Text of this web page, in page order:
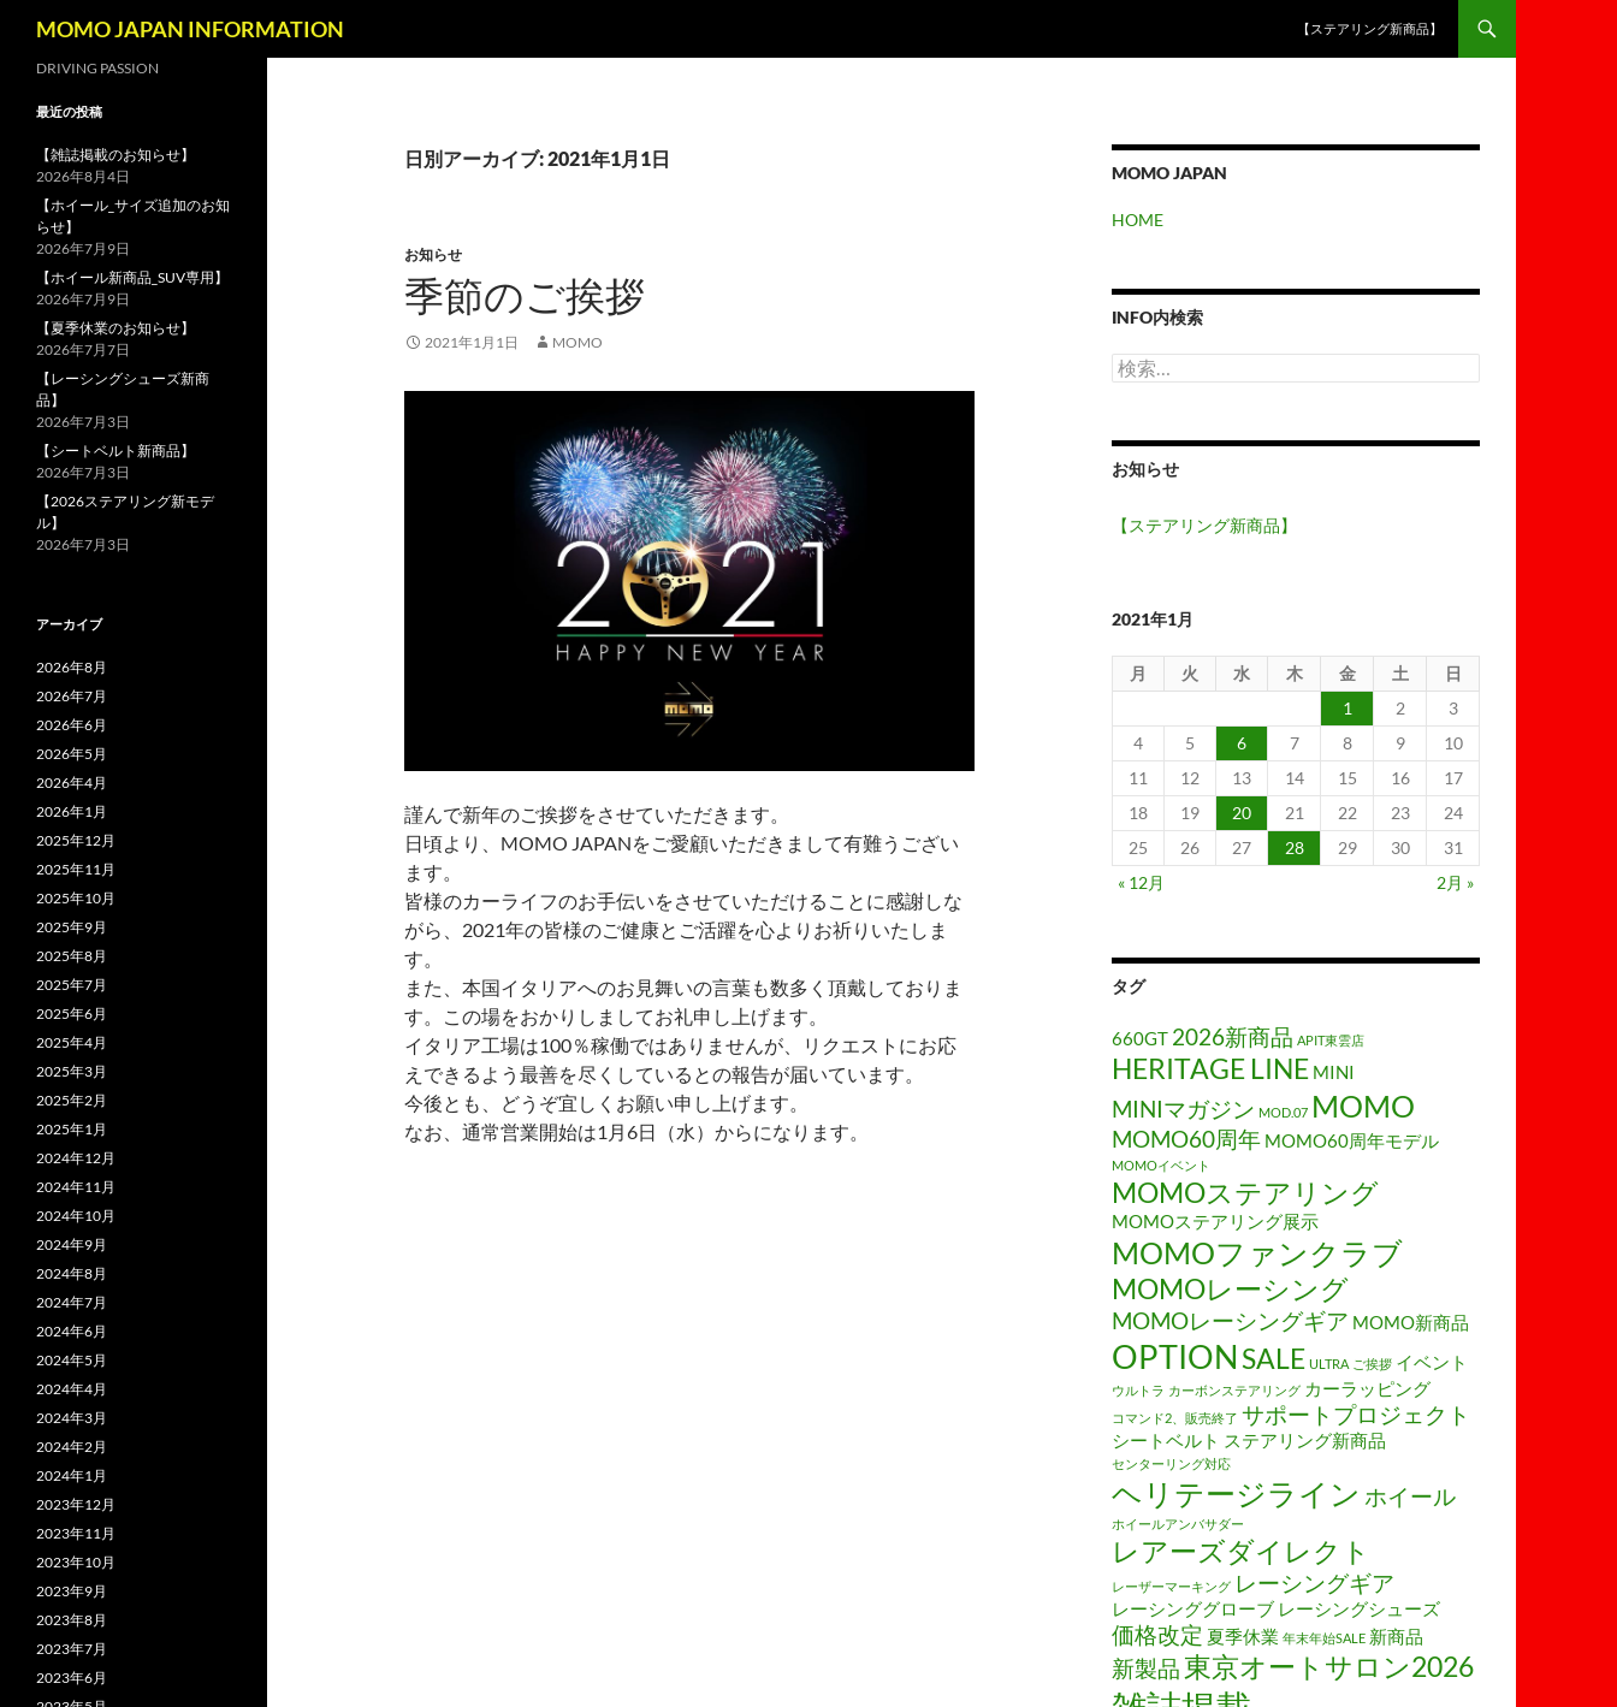
MOMO JAPAN INFORMATION 【ステアリング新商品】
日別アーカイブ: 2021年1月1日
お知らせ
季節のご挨拶
2021年1月1日 MOMO
謹んで新年のご挨拶をさせていただきます。
日頃より、MOMO JAPANをご愛顧いただきまして有難うござい
ます。
皆様のカーライフのお手伝いをさせていただけることに感謝しな
がら、2021年の皆様のご健康とご活躍を心よりお祈りいたしま
す。
また、本国イタリアへのお見舞いの言葉も数多く頂戴しておりま
す。この場をおかりしましてお礼申し上げます。
イタリア工場は100％稼働ではありませんが、リクエストにお応
えできるよう最善を尽くしているとの報告が届いています。
今後とも、どうぞ宜しくお願い申し上げます。
なお、通常営業開始は1月6日（水）からになります。
MOMO JAPAN
HOME
INFO内検索
検
索:
お知らせ
【ステアリング新商品】
2021年1月
月 火 水 木 金 土
日
1
2
3
4
5 6 7 8 9
10
11
12 13 14 15 16
17
18
19 20 21 22 23
24
25
26 27 28 29 30
31
« 12月
2月 »
タグ
660GT 2026新商品 APIT東雲店
HERITAGE LINE MINI
MINIマガジン MOD.07 MOMO
MOMO60周年 MOMO60周年モデル
MOMOイベント
MOMOステアリング
MOMOステアリング展示
MOMOファンクラブ
MOMOレーシング
MOMOレーシングギア MOMO新商品
OPTION SALE ULTRA ご挨拶 イベント
ウルトラ カーボンステアリング カーラッピング
コマンド2、販売終了 サポートプロジェクト
シートベルト ステアリング新商品
センターリング対応
ヘリテージライン ホイール
ホイールアンバサダー
レアーズダイレクト
レーザーマーキング レーシングギア
レーシンググローブ レーシングシューズ
価格改定 夏季休業 年末年始SALE 新商品
新製品 東京オートサロン2026
DRIVING PASSION
最近の投稿
【雑誌掲載のお知らせ】
2026年8月4日
【ホイール_サイズ追加のお知
らせ】
2026年7月9日
【ホイール新商品_SUV専用】
2026年7月9日
【夏季休業のお知らせ】
2026年7月7日
【レーシングシューズ新商
品】
2026年7月3日
【シートベルト新商品】
2026年7月3日
【2026ステアリング新モデ
ル】
2026年7月3日
アーカイブ
2026年8月
2026年7月
2026年6月
2026年5月
2026年4月
2026年1月
2025年12月
2025年11月
2025年10月
2025年9月
2025年8月
2025年7月
2025年6月
2025年4月
2025年3月
2025年2月
2025年1月
2024年12月
2024年11月
2024年10月
2024年9月
2024年8月
2024年7月
2024年6月
2024年5月
2024年4月
2024年3月
2024年2月
2024年1月
2023年12月
2023年11月
2023年10月
2023年9月
2023年8月
2023年7月
2023年6月